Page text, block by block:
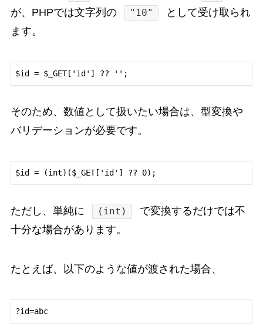
が、PHPでは文字列の
"10"
として受け取られ
ます。
そのため、数値として扱いたい場合は、型変換や
バリデーションが必要です。
ただし、単純に (int)
で変換するだけでは不
十分な場合があります。
たとえば、以下のような値が渡された場合、
?id=abc